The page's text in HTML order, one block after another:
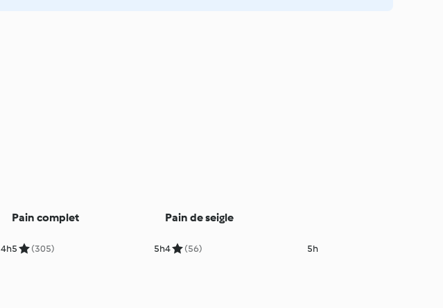
4h
Pain complet
5 (305) 5h
Pain de seigle
4 (56) 5h